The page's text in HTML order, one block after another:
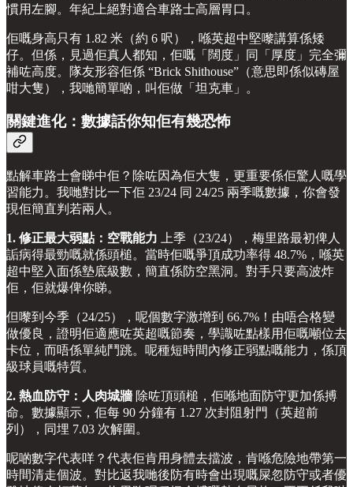
慣用左腳。年紀上絕對適合車路士高層胃口。
佢嘅身高只有 1.82 米（約 6 呎），喺英超中堅嚟講算係矮
仔。但係，見過佢真人都知，佢嘅「闊度」同「厚度」完全彌
補咗高度。隊友形容佢係 “Brick Shithouse”（意思即係似磚屋
咁大隻），我哋簡單啲，叫佢做「坦克車」。
關鍵進化：數據話你知佢有幾恐怖
點解車路士會睇中佢？除咗因為佢大隻，更重要係佢驚人嘅學
習能力。我哋對比一下佢 23/24 同 24/25 兩季嘅數據，你會發
現佢簡直判若兩人。
1. 修正最大弱點：空戰能力 上季（23/24），梅里路最初俾人
詬病得最勁嘅就係頭槌。當時佢嘅爭頂成功率得 48.7%，喺英
超中堅入面係墊底級數，簡直係防空黑洞。對手只要高波炸
佢，佢就爆俾你睇。
但嚟到今季（24/25），呢個數字激增到 66.7%！由唔合格變
做優良，證明佢適應咗英超嘅節奏，學識咗點樣用佢嘅噸位去
卡位，而唔係單純鬥跳。呢種短時間內修正弱點嘅能力，係頂
級球員嘅特質。
2. 熱血防守：人肉城牆 除咗頂頭槌，佢喺地面防守更加係搏
命。數據顯示，佢每 90 分鐘有 1.27 次封阻射門（英超前
列），同埋 7.03 次解圍。
呢啲數字代表咩？代表佢肯用身體去擋波，肯喺危險地帶第一
時間清走個波。對比返我哋後防有時會出現嘅屎忽防守或者優